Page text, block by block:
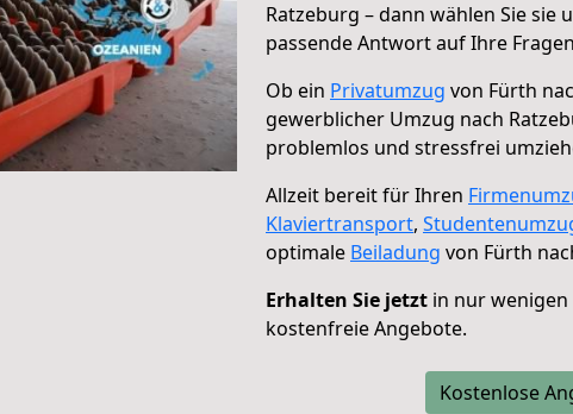
Ratzeburg – dann wählen Sie sie
passende Antwort auf Ihre
Ob ein Privatumzug von Fürth
gewerblicher Umzug nach
problemlos und stressfrei
Allzeit bereit für Ihren
Klaviertransport,
optimale Beiladung von Fürth
Erhalten Sie jetzt in nur
kostenfreie Angebote.
Kostenlose